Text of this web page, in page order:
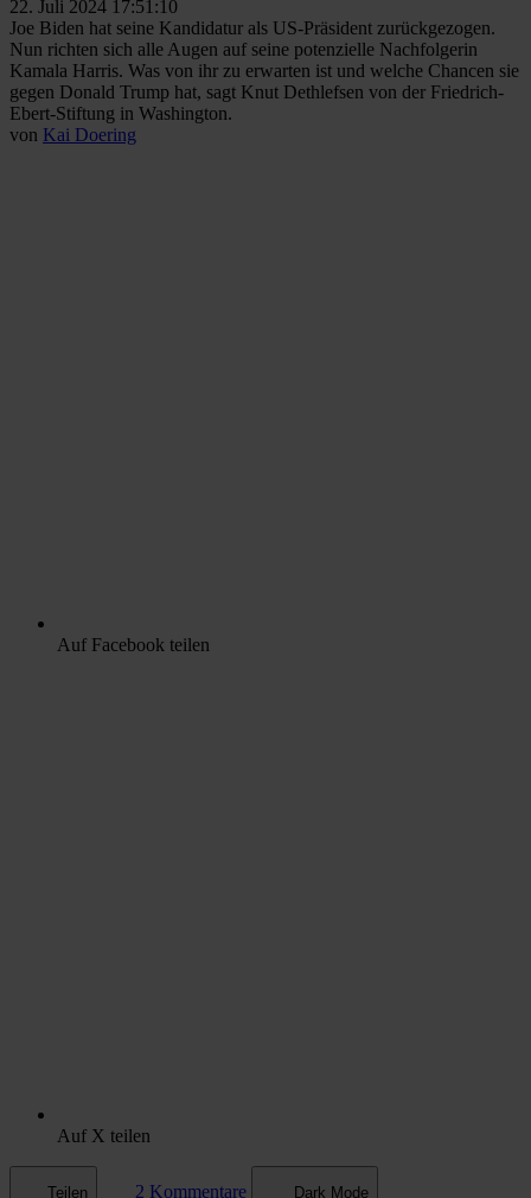
22. Juli 2024 17:51:10
Joe Biden hat seine Kandidatur als US-Präsident zurückgezogen.
Nun richten sich alle Augen auf seine potenzielle Nachfolgerin
Kamala Harris. Was von ihr zu erwarten ist und welche Chancen sie
gegen Donald Trump hat, sagt Knut Dethlefsen von der Friedrich-
Ebert-Stiftung in Washington.
von Kai Doering
Auf Facebook teilen
Auf X teilen
Teilen 2 Kommentare Dark Mode